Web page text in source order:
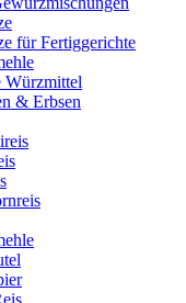
für Fertiggerichte
Würzmittel
& Erbsen